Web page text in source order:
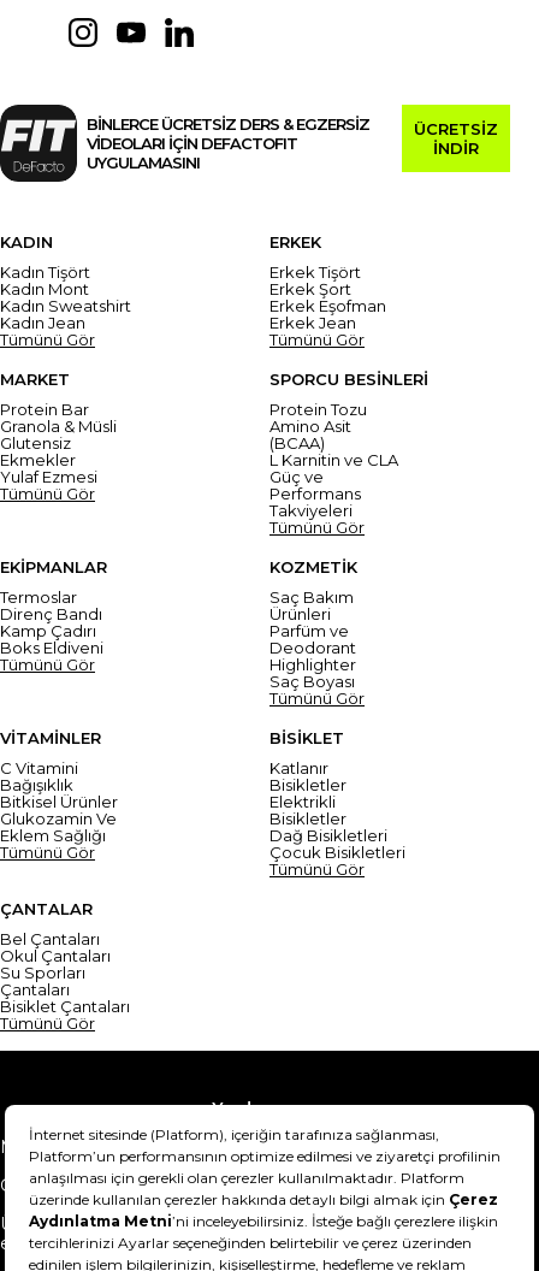
BİNLERCE ÜCRETSİZ DERS & EGZERSİZ
VİDEOLARI İÇİN DEFACTOFIT
UYGULAMASINI
ÜCRETSİZ
İNDİR
KADIN
Kadın Tişört
Kadın Mont
Kadın Sweatshirt
Kadın Jean
Tümünü Gör
ERKEK
Erkek Tişört
Erkek Şort
Erkek Eşofman
Erkek Jean
Tümünü Gör
MARKET
Protein Bar
Granola & Müsli
Glutensiz
Ekmekler
Yulaf Ezmesi
Tümünü Gör
SPORCU BESİNLERİ
Protein Tozu
Amino Asit
(BCAA)
L Karnitin ve CLA
Güç ve
Performans
Takviyeleri
Tümünü Gör
EKİPMANLAR
Termoslar
Direnç Bandı
Kamp Çadırı
Boks Eldiveni
Tümünü Gör
KOZMETİK
Saç Bakım
Ürünleri
Parfüm ve
Deodorant
Highlighter
Saç Boyası
Tümünü Gör
VİTAMİNLER
C Vitamini
Bağışıklık
Bitkisel Ürünler
Glukozamin Ve
Eklem Sağlığı
Tümünü Gör
BİSİKLET
Katlanır
Bisikletler
Elektrikli
Bisikletler
Dağ Bisikletleri
Çocuk Bisikletleri
Tümünü Gör
ÇANTALAR
Bel Çantaları
Okul Çantaları
Su Sporları
Çantaları
Bisiklet Çantaları
Tümünü Gör
Yardım
Mesafeli Satış Sözleşmesi
Teslimat Bilgisi
Gizlilik Sözleşmesi
Şartlar & Koşullar
Ürünümü nasıl iade
edebilirim?
Hakkımızda